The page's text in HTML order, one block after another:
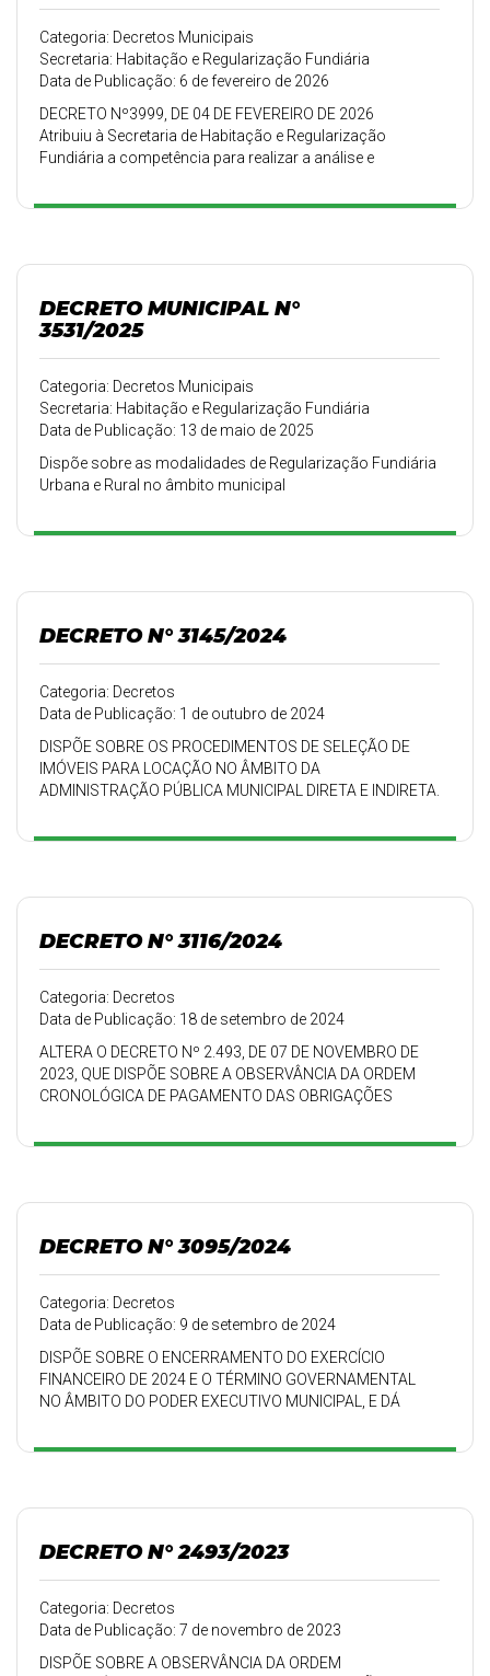
Categoria: Decretos Municipais
Secretaria: Habitação e Regularização Fundiária
Data de Publicação: 6 de fevereiro de 2026
DECRETO Nº3999, DE 04 DE FEVEREIRO DE 2026
Atribuiu à Secretaria de Habitação e Regularização
Fundiária a competência para realizar a análise e
projetos de Regularização Fundiária - (REURB), que trata a
outras providências.
DECRETO MUNICIPAL N°
3531/2025
Categoria: Decretos Municipais
Secretaria: Habitação e Regularização Fundiária
Data de Publicação: 13 de maio de 2025
Dispõe sobre as modalidades de Regularização Fundiária
Urbana e Rural no âmbito municipal
DECRETO N° 3145/2024
Categoria: Decretos
Data de Publicação: 1 de outubro de 2024
DISPÕE SOBRE OS PROCEDIMENTOS DE SELEÇÃO DE
IMÓVEIS PARA LOCAÇÃO NO ÂMBITO DA
ADMINISTRAÇÃO PÚBLICA MUNICIPAL DIRETA E INDIRETA.
DECRETO N° 3116/2024
Categoria: Decretos
Data de Publicação: 18 de setembro de 2024
ALTERA O DECRETO Nº 2.493, DE 07 DE NOVEMBRO DE
2023, QUE DISPÕE SOBRE A OBSERVÂNCIA DA ORDEM
CRONOLÓGICA DE PAGAMENTO DAS OBRIGAÇÕES
DECRETO N° 3095/2024
Categoria: Decretos
Data de Publicação: 9 de setembro de 2024
DISPÕE SOBRE O ENCERRAMENTO DO EXERCÍCIO
FINANCEIRO DE 2024 E O TÉRMINO GOVERNAMENTAL
NO ÂMBITO DO PODER EXECUTIVO MUNICIPAL, E DÁ
DECRETO N° 2493/2023
Categoria: Decretos
Data de Publicação: 7 de novembro de 2023
DISPÕE SOBRE A OBSERVÂNCIA DA ORDEM